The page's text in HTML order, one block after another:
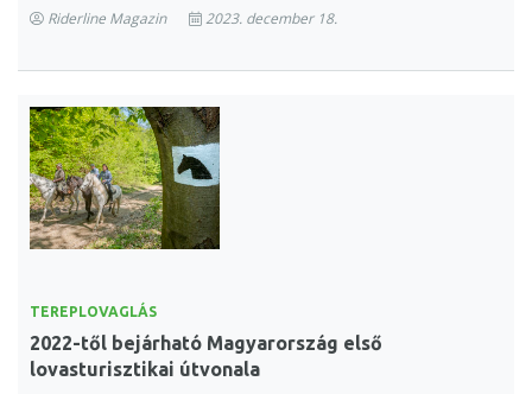
Riderline Magazin 2023. december 18.
TEREPLOVAGLÁS
2022-től bejárható Magyarország első
lovasturisztikai útvonala